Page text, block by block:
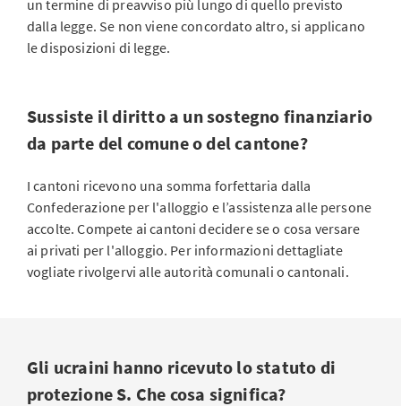
un termine di preavviso più lungo di quello previsto
dalla legge. Se non viene concordato altro, si applicano
le disposizioni di legge.
Sussiste il diritto a un sostegno finanziario
da parte del comune o del cantone?
I cantoni ricevono una somma forfettaria dalla
Confederazione per l'alloggio e l’assistenza alle persone
accolte. Compete ai cantoni decidere se o cosa versare
ai privati per l'alloggio. Per informazioni dettagliate
vogliate rivolgervi alle autorità comunali o cantonali.
Gli ucraini hanno ricevuto lo statuto di
protezione S. Che cosa significa?